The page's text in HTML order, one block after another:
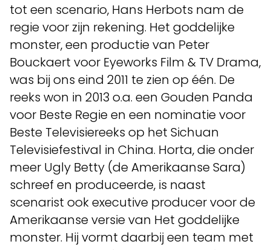
tot een scenario, Hans Herbots nam de
regie voor zijn rekening. Het goddelijke
monster, een productie van Peter
Bouckaert voor Eyeworks Film & TV Drama,
was bij ons eind 2011 te zien op één. De
reeks won in 2013 o.a. een Gouden Panda
voor Beste Regie en een nominatie voor
Beste Televisiereeks op het Sichuan
Televisiefestival in China. Horta, die onder
meer Ugly Betty (de Amerikaanse Sara)
schreef en produceerde, is naast
scenarist ook executive producer voor de
Amerikaanse versie van Het goddelijke
monster. Hij vormt daarbij een team met